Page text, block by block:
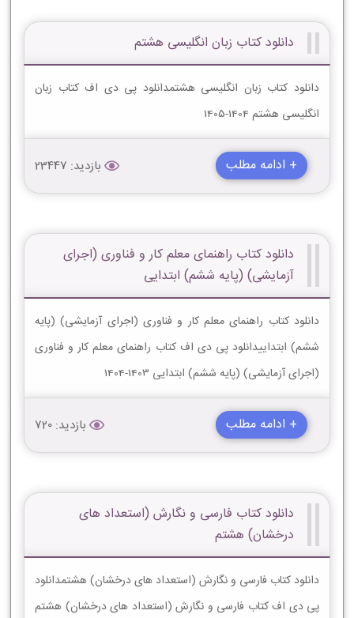
دانلود کتاب زبان انگلیسی هشتم
دانلود کتاب زبان انگلیسی هشتمدانلود پی دی اف کتاب زبان
انگلیسی هشتم 1404-1405
+ ادامه مطلب بازدید: 23447
دانلود کتاب راهنمای معلم کار و فناوری (اجرای
آزمایشی) (پایه ششم) ابتدایی
دانلود کتاب راهنمای معلم کار و فناوری (اجرای آزمایشی) (پایه
ششم) ابتداییدانلود پی دی اف کتاب راهنمای معلم کار و فناوری
(اجرای آزمایشی) (پایه ششم) ابتدایی 1403-1404
+ ادامه مطلب بازدید: 720
دانلود کتاب فارسی و نگارش (استعداد های
درخشان) هشتم
دانلود کتاب فارسی و نگارش (استعداد های درخشان) هشتمدانلود
پی دی اف کتاب فارسی و نگارش (استعداد های درخشان) هشتم